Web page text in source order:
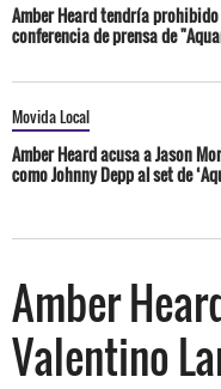
Amber Heard tendría
conferencia de prensa de
Movida Local
Amber Heard acusa a Jason
como Johnny Depp al set de
Amber
Valentino